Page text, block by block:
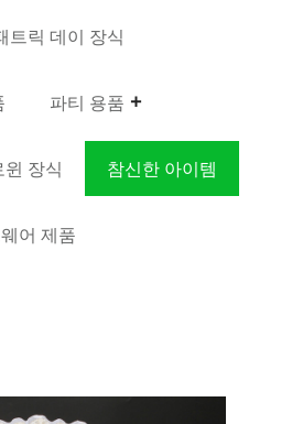
트릭 데이 장식
파티 용품
윈 장식 참신한 아이템
어 제품